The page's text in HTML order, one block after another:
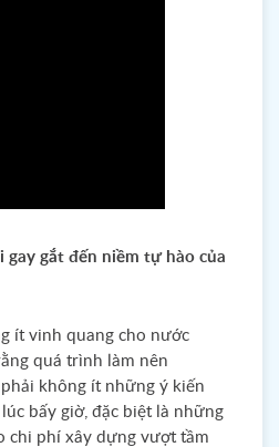
gay gắt đến niềm tự hào của
ít vinh quang cho nước
quá trình làm nên
không ít những ý kiến
bấy giờ, đặc biệt là những
chi phí xây dựng vượt tầm